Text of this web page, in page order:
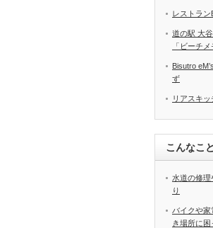
レストラン
道の駅 大
「ビーチメ
Bisutro
ず
リアスキッ
こんなこ
水道の修理
り
バイクや
き場所に困